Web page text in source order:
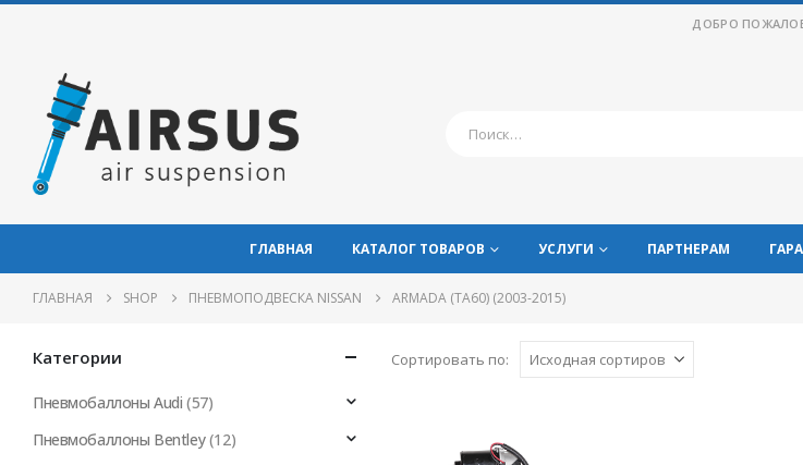
ДОБРО
ГЛАВНАЯ КАТАЛОГ ТОВАРОВ УСЛУГИ ПАРТНЕРАМ
ГЛАВНАЯ SHOP ПНЕВМОПОДВЕСКА NISSAN ARMADA (TA60) (2003-2015)
Сортировать по:
Категории
Пневмобаллоны Audi (57)
Пневмобаллоны Bentley (12)